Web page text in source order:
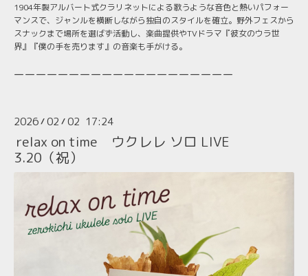
1904年製アルバート式クラリネットによる歌うような音色と熱いパフォー
マンスで、ジャンルを横断しながら独自のスタイルを確立。野外フェスから
スナックまで場所を選ばず活動し、楽曲提供やTVドラマ『彼女のウラ世
界』『僕の手を売ります』の音楽も手がける。
ーーーーーーーーーーーーーーーーーーーー
2026/02 /02 17:24
relax on time ウクレレ ソロ LIVE
3.20（祝）